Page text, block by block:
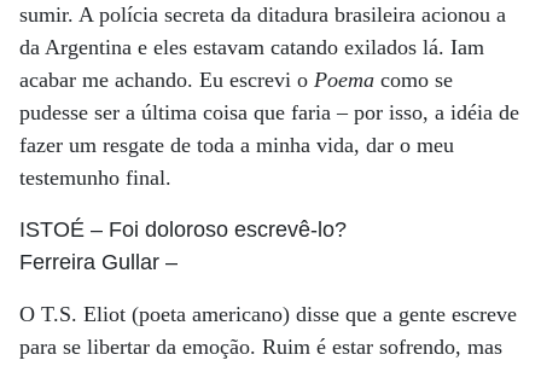
sumir. A polícia secreta da ditadura brasileira acionou a
da Argentina e eles estavam catando exilados lá. Iam
acabar me achando. Eu escrevi o Poema como se
pudesse ser a última coisa que faria – por isso, a idéia de
fazer um resgate de toda a minha vida, dar o meu
testemunho final.
ISTOÉ – Foi doloroso escrevê-lo?
Ferreira Gullar –
O T.S. Eliot (poeta americano) disse que a gente escreve
para se libertar da emoção. Ruim é estar sofrendo, mas